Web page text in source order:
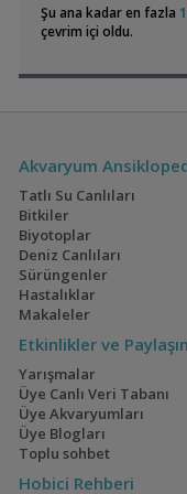
Electric Blue
Geophagus Red
Head Tapajos
30x30x30 Ultra Clear
A+ Kalite Akvaryum Seti
market18:41
Moss Teli
Şu ana kadar en fazla
çevrim içi oldu.
Akvaryum
Tatlı Su Canlıları
Bitkiler
Biyotoplar
Deniz Canlıları
Sürüngenler
Hastalıklar
Makaleler
Etkinlikler ve
Yarışmalar
Üye Canlı Veri Tabanı
Üye Akvaryumları
Üye Blogları
Toplu sohbet
Hobici Rehberi